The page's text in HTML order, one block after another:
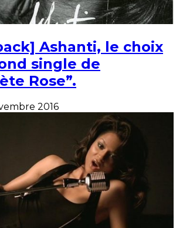
Ashanti, le choix
single de
Rose”.
2016